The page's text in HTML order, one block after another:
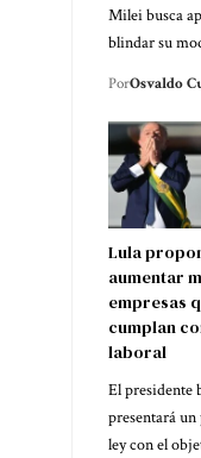
Milei busca
blindar su
PorOsvaldo
Lula
aumentar
empresas
cumplan
laboral
El presidente
presentará
ley con el